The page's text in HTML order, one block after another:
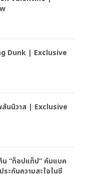
Dunk | Exclusive
นนิวาส | Exclusive
น “ท็อปแท็ป” คัมแบค
ะกันความสะใจในซี